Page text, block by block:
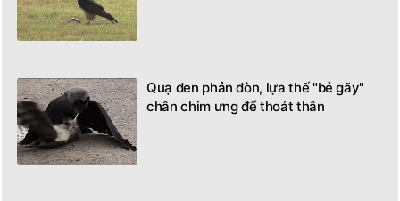
Quạ đen phản đòn, lựa thế "bẻ gãy"
chân chim ưng để thoát thân